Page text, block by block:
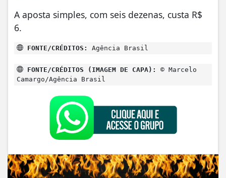
A aposta simples, com seis dezenas, custa R$
6.
FONTE/CRÉDITOS: Agência Brasil
FONTE/CRÉDITOS (IMAGEM DE CAPA):
© Marcelo
Camargo/Agência Brasil